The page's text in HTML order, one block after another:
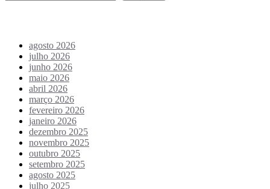
agosto 2026
julho 2026
junho 2026
maio 2026
abril 2026
março 2026
fevereiro 2026
janeiro 2026
dezembro 2025
novembro 2025
outubro 2025
setembro 2025
agosto 2025
julho 2025